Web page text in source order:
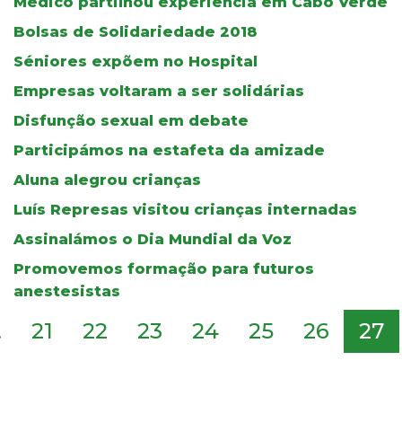
Bolsas de Solidariedade 2018
Séniores expõem no Hospital
Empresas voltaram a ser solidárias
Disfunção sexual em debate
Participámos na estafeta da amizade
Aluna alegrou crianças
Luís Represas visitou crianças internadas
Assinalámos o Dia Mundial da Voz
Promovemos formação para futuros
anestesistas
21 22 23 24 25 26 27